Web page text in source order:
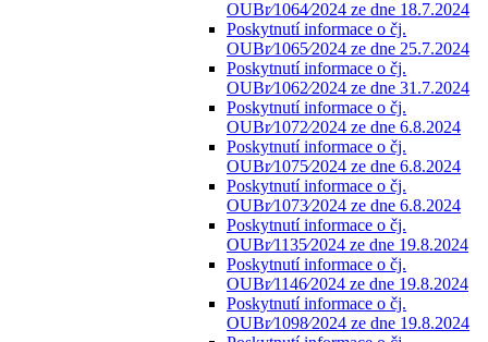
OUBr⁄1064⁄2024 ze dne 18.7.2024
Poskytnutí informace o čj.
OUBr⁄1065⁄2024 ze dne 25.7.2024
Poskytnutí informace o čj.
OUBr⁄1062⁄2024 ze dne 31.7.2024
Poskytnutí informace o čj.
OUBr⁄1072⁄2024 ze dne 6.8.2024
Poskytnutí informace o čj.
OUBr⁄1075⁄2024 ze dne 6.8.2024
Poskytnutí informace o čj.
OUBr⁄1073⁄2024 ze dne 6.8.2024
Poskytnutí informace o čj.
OUBr⁄1135⁄2024 ze dne 19.8.2024
Poskytnutí informace o čj.
OUBr⁄1146⁄2024 ze dne 19.8.2024
Poskytnutí informace o čj.
OUBr⁄1098⁄2024 ze dne 19.8.2024